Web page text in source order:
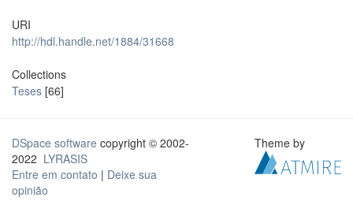
URI
http://hdl.handle.net/1884/31668
Collections
Teses [66]
DSpace software copyright © 2002-
2022 LYRASIS
Entre em contato | Deixe sua
opinião
Theme by